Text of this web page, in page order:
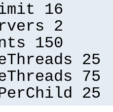
16
2
150
25
75
25